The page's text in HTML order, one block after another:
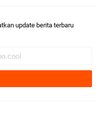
update berita terbaru